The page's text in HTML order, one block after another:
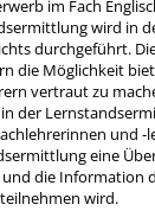
im Fach
wird in
durchgeführt.
die Möglichkeit
vertraut zu
der
und
eine
und die Information
wird.